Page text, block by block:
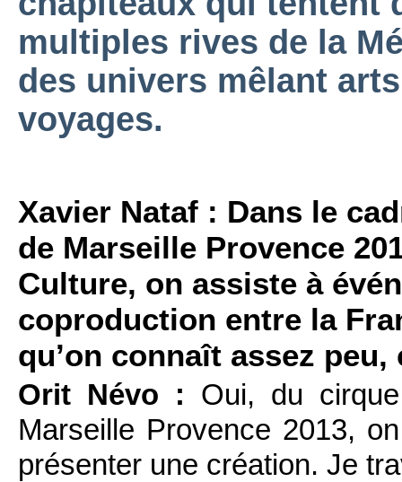
multiples rives de la
des univers mêlant
voyages.
Xavier Nataf : Dans le
de Marseille Provence
Culture, on assiste à
coproduction entre la
qu’on connaît assez
Orit Névo : Oui, du
Marseille Provence 2013,
présenter une création. Je